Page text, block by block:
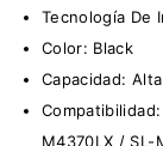
Tecnología De
Color: Black
Capacidad: Alta
M4370LX / SL-